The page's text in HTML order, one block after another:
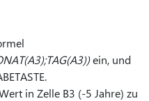
ein, und
in Zelle B3 (-5 Jahre) zu